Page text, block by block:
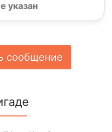
указан
сообщение